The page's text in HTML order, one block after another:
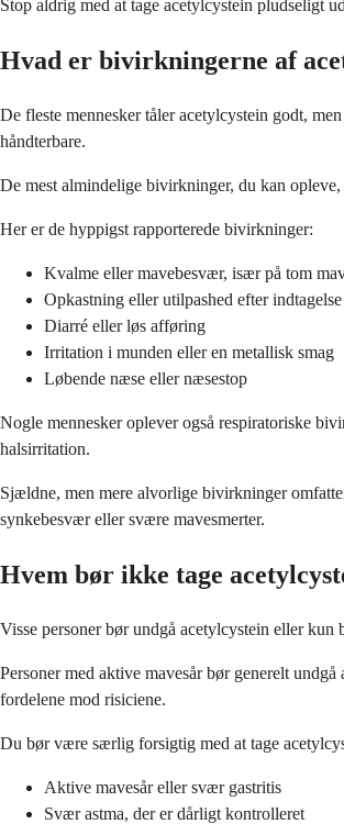
Stop aldrig med at tage acetylcystein pludseligt
Hvad er bivirkningerne af
De fleste mennesker tåler acetylcystein godt,
håndterbare.
De mest almindelige bivirkninger, du kan
Her er de hyppigst rapporterede bivirkninger:
Kvalme eller mavebesvær, især på tom
Opkastning eller utilpashed efter
Diarré eller løs afføring
Irritation i munden eller en metallisk smag
Løbende næse eller næsestop
Nogle mennesker oplever også respiratoriske
halsirritation.
Sjældne, men mere alvorlige bivirkninger
synkebesvær eller svære mavesmerter.
Hvem bør ikke tage
Visse personer bør undgå acetylcystein eller
Personer med aktive mavesår bør generelt
fordelene mod risiciene.
Du bør være særlig forsigtig med at tage
Aktive mavesår eller svær gastritis
Svær astma, der er dårligt kontrolleret